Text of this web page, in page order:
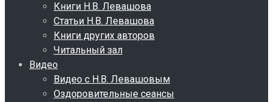
Книги Н.В. Левашова
Статьи Н.В. Левашова
Книги других авторов
Читальный зал
Видео
Видео с Н.В. Левашовым
Оздоровительные сеансы